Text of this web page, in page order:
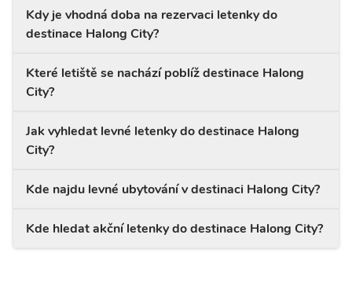
Kdy je vhodná doba na rezervaci letenky do
destinace Halong City?
Které letiště se nachází poblíž destinace Halong
City?
Jak vyhledat levné letenky do destinace Halong
City?
Kde najdu levné ubytování v destinaci Halong City?
Kde hledat akční letenky do destinace Halong City?